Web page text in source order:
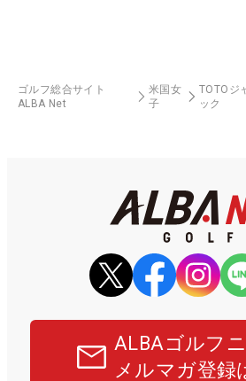
ゴルフ総合サイト
ALBA Net
米国女
子
TOTOジ
ック
ALBAゴルフ
メルマガ登録